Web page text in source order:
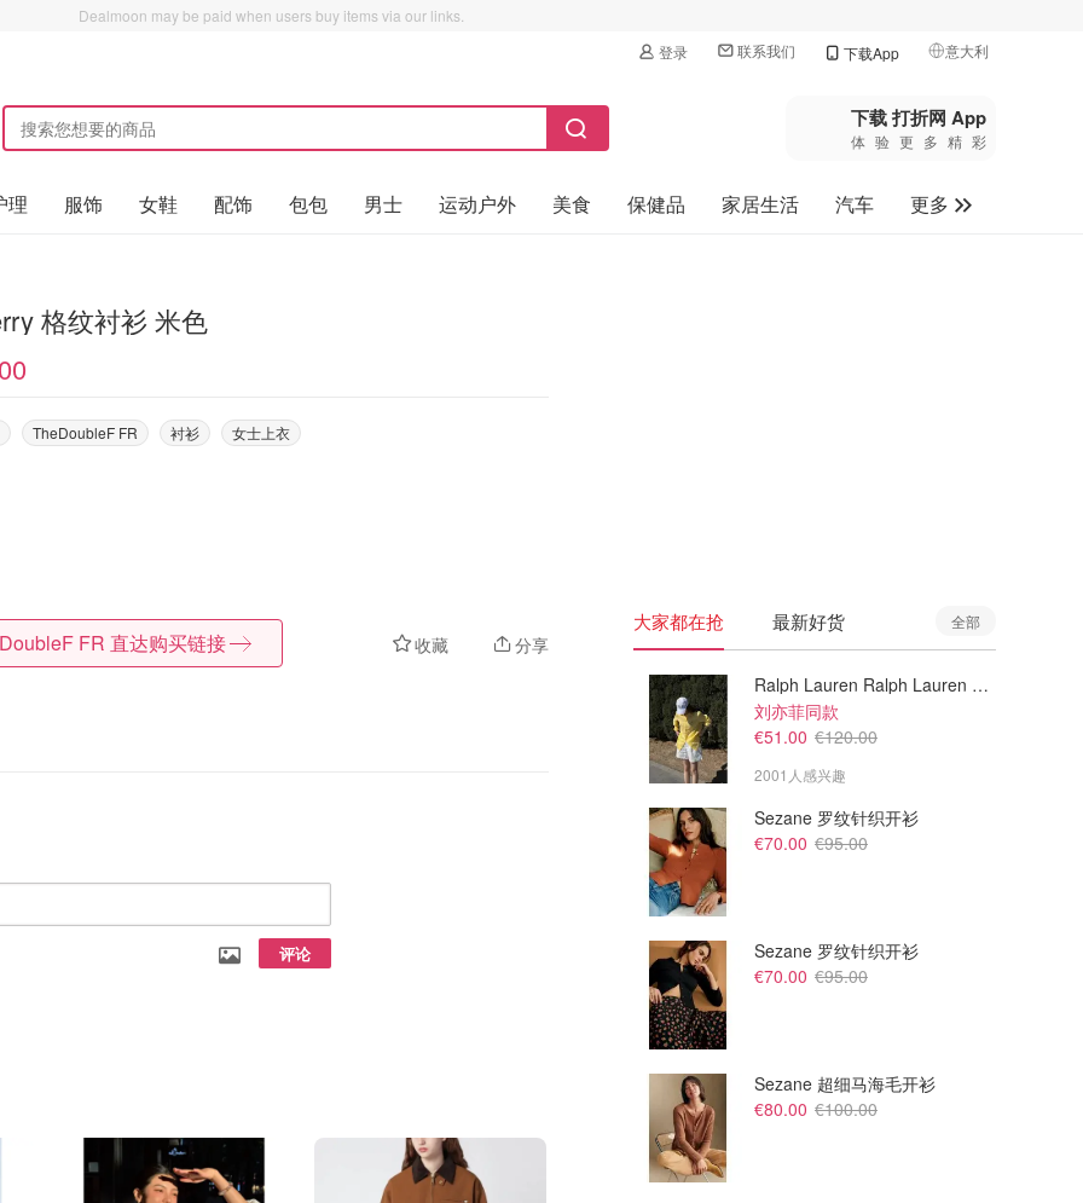
Dealmoon may be paid when users buy items via our links.
登录
联系我们 下载App 意大利
🇺🇸美国
🇨🇳中国
🇨🇦加拿大
下载 打折网 App
体验更多精彩
理 服饰 女鞋 配饰 包包 男士 运动户外 美食 保健品 家居生活 汽车
更多
Burberry 格纹衬衫 米色
TheDoubleF FR 衬衫 女士上衣
收藏 分享
FR 直达购买链接
评论
大家都在抢 最新好货 全部
Ralph Lauren Ralph Lauren 男童亚麻衬衫
刘亦菲同款
€51.00 €120.00
2001人感兴趣
Sezane 罗纹针织开衫
€70.00 €95.00
Sezane 罗纹针织开衫
€70.00 €95.00
Sezane 超细马海毛开衫
€80.00 €100.00